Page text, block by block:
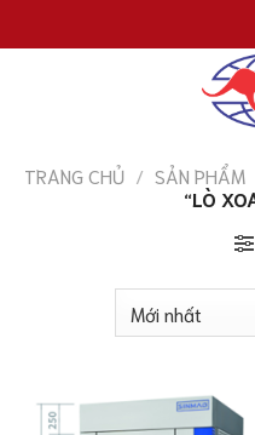
đến
TRANG CHỦ / SẢN PHẨM
“LÒ